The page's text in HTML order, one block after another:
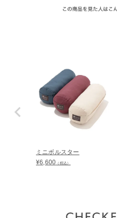
ミニボルスター
¥6,600 （税込）